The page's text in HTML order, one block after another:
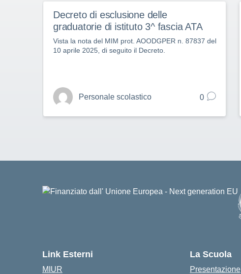
Decreto di esclusione delle
graduatorie di istituto 3^ fascia ATA
Vista la nota del MIM prot. AOODGPER n. 87837 del
10 aprile 2025, di seguito il Decreto.
Personale scolastico 0
Link Esterni
MIUR
La Scuola
Presentazione